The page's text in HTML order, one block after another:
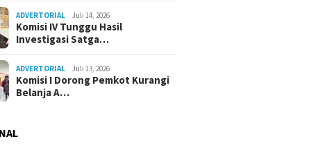
ADVERTORIAL Juli 14, 2026
Komisi IV Tunggu Hasil
Investigasi Satga…
ADVERTORIAL Juli 13, 2026
Komisi I Dorong Pemkot Kurangi
Belanja A…